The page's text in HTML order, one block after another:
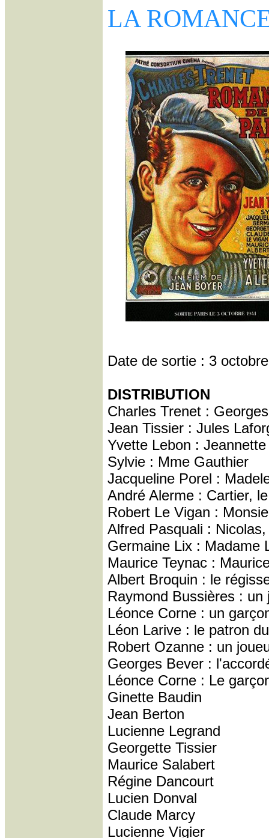
LA
Date de sortie : 3
DISTRIBUTION
Charles Trenet :
Jean Tissier : Jules
Yvette Lebon :
Sylvie : Mme Gauthier
Jacqueline Porel :
André Alerme : Cartier,
Robert Le Vigan :
Alfred Pasquali :
Germaine Lix : Madame
Maurice Teynac :
Albert Broquin : le
Raymond Bussières : un
Léonce Corne : un
Léon Larive : le patron
Robert Ozanne : un
Georges Bever :
Léonce Corne : Le
Ginette Baudin
Jean Berton
Lucienne Legrand
Georgette Tissier
Maurice Salabert
Régine Dancourt
Lucien Donval
Claude Marcy
Lucienne Vigier